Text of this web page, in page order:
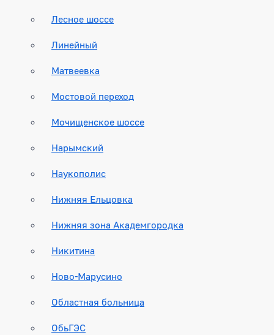
Лесное шоссе
Линейный
Матвеевка
Мостовой переход
Мочищенское шоссе
Нарымский
Наукополис
Нижняя Ельцовка
Нижняя зона Академгородка
Никитина
Ново-Марусино
Областная больница
ОбьГЭС